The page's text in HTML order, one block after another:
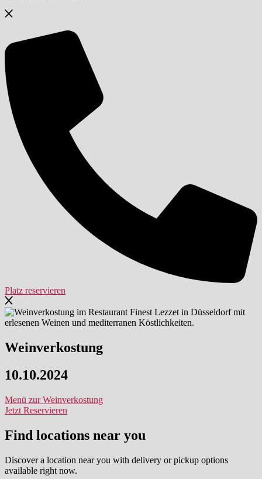
Platz reservieren
Weinverkostung
10.10.2024
Menü zur Weinverkostung
Jetzt Reservieren
Find locations near you
Discover a location near you with delivery or pickup options
available right now.